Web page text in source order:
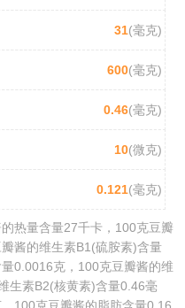
31(毫克)
600(毫克)
0.46(毫克)
10(微克)
0.121(毫克)
热量含量27千卡，100克豆瓣
酱的维生素B1(硫胺素)含量
0.0016克，100克豆瓣酱的维
生素B2(核黄素)含量0.46毫
100克豆瓣酱的脂肪含量0.16